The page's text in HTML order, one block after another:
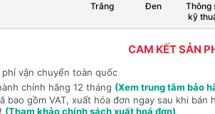
Trắng Đen
Thông
kỹ
CAM KẾT SẢN
phí vận chuyển toàn quốc
chính hãng 12 tháng (Xem trung tâm bảo
bao gồm VAT, xuất hóa đơn ngay sau khi bán
(Tham khảo chính sách xuất hoá đơn)